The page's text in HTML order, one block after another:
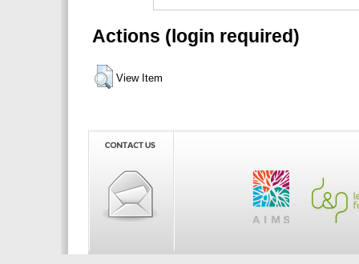
Actions (login required)
View Item